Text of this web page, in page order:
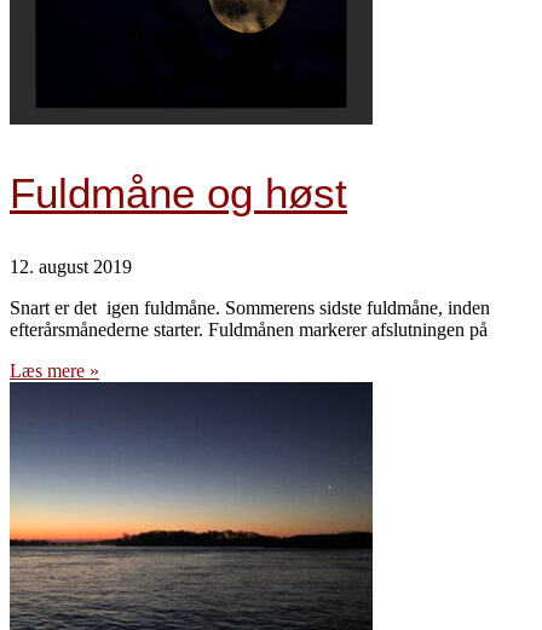
Fuldmåne og høst
12. august 2019
Snart er det igen fuldmåne. Sommerens sidste fuldmåne, inden
efterårsmånederne starter. Fuldmånen markerer afslutningen på
Læs mere »